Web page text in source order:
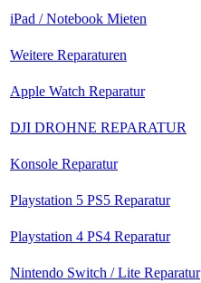
iPad / Notebook Mieten
Weitere Reparaturen
Apple Watch Reparatur
DJI DROHNE REPARATUR
Konsole Reparatur
Playstation 5 PS5 Reparatur
Playstation 4 PS4 Reparatur
Nintendo Switch / Lite Reparatur